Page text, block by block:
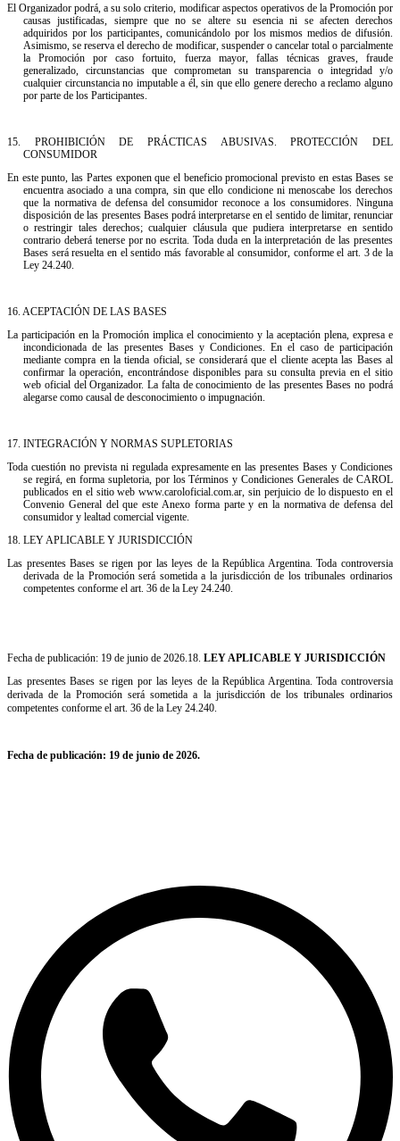
El Organizador podrá, a su solo criterio, modificar aspectos operativos de la Promoción por
causas justificadas, siempre que no se altere su esencia ni se afecten derechos
adquiridos por los participantes, comunicándolo por los mismos medios de difusión.
Asimismo, se reserva el derecho de modificar, suspender o cancelar total o parcialmente
la Promoción por caso fortuito, fuerza mayor, fallas técnicas graves, fraude
generalizado, circunstancias que comprometan su transparencia o integridad y/o
cualquier circunstancia no imputable a él, sin que ello genere derecho a reclamo alguno
por parte de los Participantes.
15.⁠ ⁠PROHIBICIÓN DE PRÁCTICAS ABUSIVAS. PROTECCIÓN DEL
CONSUMIDOR
En este punto, las Partes exponen que el beneficio promocional previsto en estas Bases se
encuentra asociado a una compra, sin que ello condicione ni menoscabe los derechos
que la normativa de defensa del consumidor reconoce a los consumidores. Ninguna
disposición de las presentes Bases podrá interpretarse en el sentido de limitar, renunciar
o restringir tales derechos; cualquier cláusula que pudiera interpretarse en sentido
contrario deberá tenerse por no escrita. Toda duda en la interpretación de las presentes
Bases será resuelta en el sentido más favorable al consumidor, conforme el art. 3 de la
Ley 24.240.
16.⁠ ⁠ACEPTACIÓN DE LAS BASES
La participación en la Promoción implica el conocimiento y la aceptación plena, expresa e
incondicionada de las presentes Bases y Condiciones. En el caso de participación
mediante compra en la tienda oficial, se considerará que el cliente acepta las Bases al
confirmar la operación, encontrándose disponibles para su consulta previa en el sitio
web oficial del Organizador. La falta de conocimiento de las presentes Bases no podrá
alegarse como causal de desconocimiento o impugnación.
17.⁠ ⁠INTEGRACIÓN Y NORMAS SUPLETORIAS
Toda cuestión no prevista ni regulada expresamente en las presentes Bases y Condiciones
se regirá, en forma supletoria, por los Términos y Condiciones Generales de CAROL
publicados en el sitio web www.caroloficial.com.ar, sin perjuicio de lo dispuesto en el
Convenio General del que este Anexo forma parte y en la normativa de defensa del
consumidor y lealtad comercial vigente.
18.⁠ ⁠LEY APLICABLE Y JURISDICCIÓN
Las presentes Bases se rigen por las leyes de la República Argentina. Toda controversia
derivada de la Promoción será sometida a la jurisdicción de los tribunales ordinarios
competentes conforme el art. 36 de la Ley 24.240.
Fecha de publicación: 19 de junio de 2026.18. LEY APLICABLE Y JURISDICCIÓN
Las presentes Bases se rigen por las leyes de la República Argentina. Toda controversia
derivada de la Promoción será sometida a la jurisdicción de los tribunales ordinarios
competentes conforme el art. 36 de la Ley 24.240.
Fecha de publicación: 19 de junio de 2026.